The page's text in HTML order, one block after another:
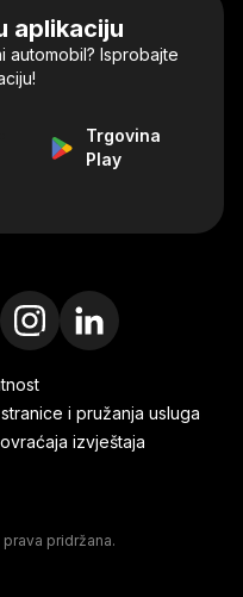
aplikaciju
automobil? Isprobajte
Trgovina
Play
i pružanja usluga
izvještaja
pridržana.